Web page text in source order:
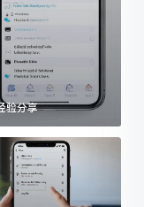
验分享